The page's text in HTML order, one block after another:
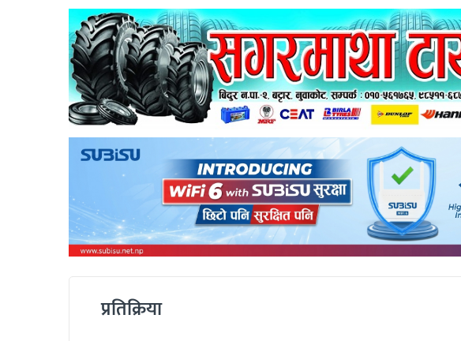
प्रतिक्रिया